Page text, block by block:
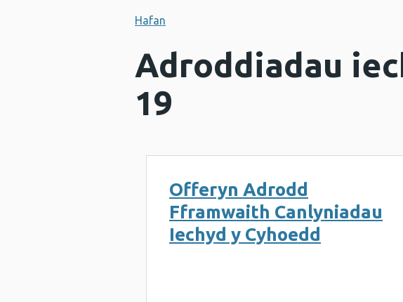
Hafan
Adroddiadau
19
Offeryn Adrodd
Fframwaith Canlyniadau
Iechyd y Cyhoedd